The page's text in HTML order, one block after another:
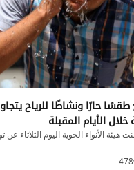
الأيام المقبلة
هيئة الأنواء الجوية اليوم الثلاثاء عن
478